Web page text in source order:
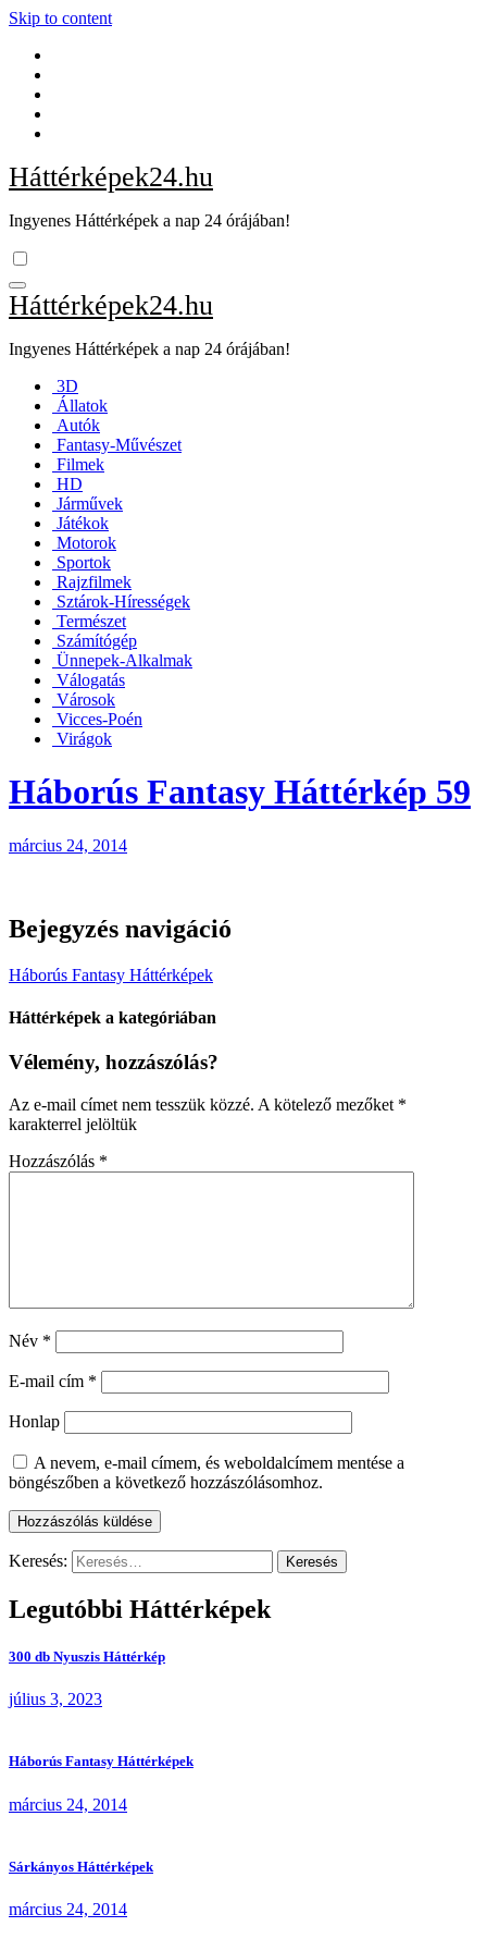
Skip to content
Háttérképek24.hu
Ingyenes Háttérképek a nap 24 órájában!
Háttérképek24.hu
Ingyenes Háttérképek a nap 24 órájában!
3D
Állatok
Autók
Fantasy-Művészet
Filmek
HD
Járművek
Játékok
Motorok
Sportok
Rajzfilmek
Sztárok-Hírességek
Természet
Számítógép
Ünnepek-Alkalmak
Válogatás
Városok
Vicces-Poén
Virágok
Háborús Fantasy Háttérkép 59
március 24, 2014
Bejegyzés navigáció
Háborús Fantasy Háttérképek
Háttérképek a kategóriában
Vélemény, hozzászólás?
Az e-mail címet nem tesszük közzé. A kötelező mezőket *
karakterrel jelöltük
Hozzászólás *
Név *
E-mail cím *
Honlap
A nevem, e-mail címem, és weboldalcímem mentése a
böngészőben a következő hozzászólásomhoz.
Keresés:
Legutóbbi Háttérképek
300 db Nyuszis Háttérkép
július 3, 2023
Háborús Fantasy Háttérképek
március 24, 2014
Sárkányos Háttérképek
március 24, 2014